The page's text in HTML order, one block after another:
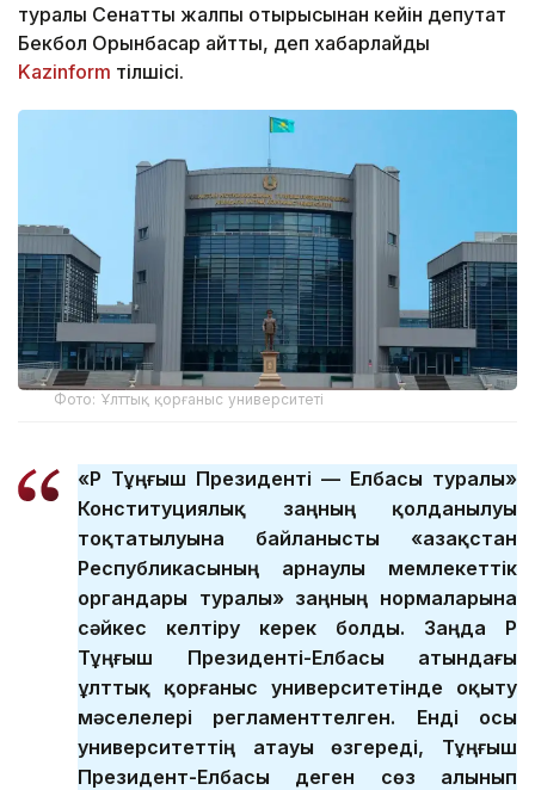
туралы Сенаттың жалпы отырысынан кейін депутат
Бекбол Орынбасар айтты, деп хабарлайды
Kazinform тілшісі.
Фото: Ұлттық қорғаныс университеті
«ҚР Тұңғыш Президенті — Елбасы туралы»
Конституциялық заңның қолданылуы
тоқтатылуына байланысты «Қазақстан
Республикасының арнаулы мемлекеттік
органдары туралы» заңның нормаларына
сәйкес келтіру керек болды. Заңда ҚР
Тұңғыш Президенті-Елбасы атындағы
ұлттық қорғаныс университетінде оқыту
мәселелері регламенттелген. Енді осы
университеттің атауы өзгереді, Тұңғыш
Президент-Елбасы деген сөз алынып